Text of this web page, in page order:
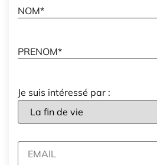
Je suis intéressé par :